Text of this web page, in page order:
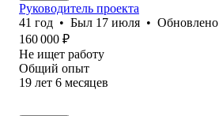
Руководитель проекта
41 год • Был 17 июля • Обновлено
160 000 ₽
Не ищет работу
Общий опыт
19 лет 6 месяцев